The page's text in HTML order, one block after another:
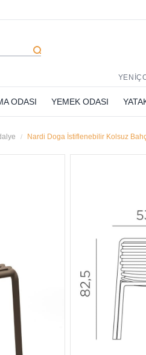
search
YENİ
ODASI YEMEK ODASI
Nardi Doga İstiflenebilir Kolsuz